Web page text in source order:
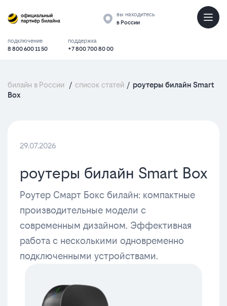
вы находитесь
в России
подключение
8 800 600 11 50
поддержка
+7 800 700 80 00
билайн в России / список статей / роутеры билайн Smart
Box
29.07.2026
роутеры билайн Smart Box
Роутер Смарт Бокс билайн: компактные
производительные модели с
современным дизайном. Эффективная
работа с несколькими одновременно
подключенными устройствами.